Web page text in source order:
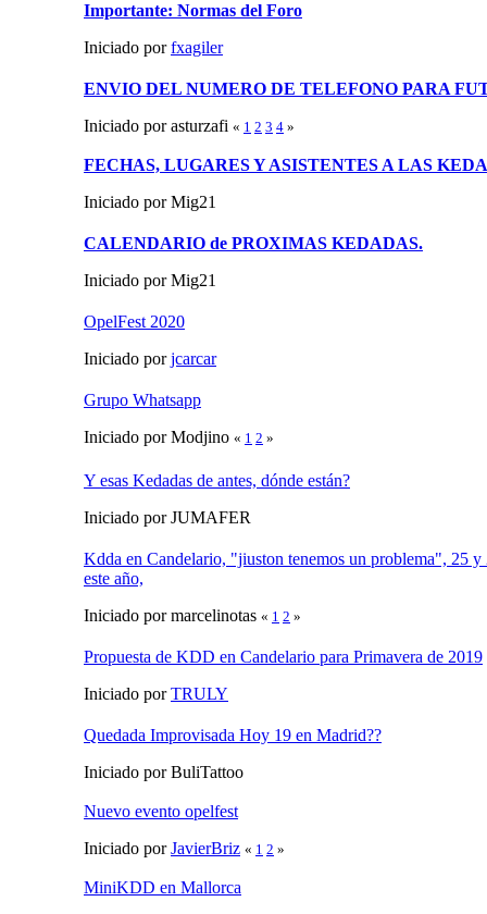
Importante: Normas del Foro
Iniciado porfxagiler
ENVIO DEL NUMERO DE TELEFONO PARA
Iniciado por asturzafi « 1 2 3 4 »
FECHAS, LUGARES Y ASISTENTES A LAS
Iniciado por Mig21
CALENDARIO de PROXIMAS KEDADAS.
Iniciado por Mig21
OpelFest 2020
Iniciado porjcarcar
Grupo Whatsapp
Iniciado por Modjino « 1 2 »
Y esas Kedadas de antes, dónde están?
Iniciado por JUMAFER
Kdda en Candelario, "jiuston tenemos un problema", 25 y
este año,
Iniciado por marcelinotas « 1 2 »
Propuesta de KDD en Candelario para Primavera de 2019
Iniciado porTRULY
Quedada Improvisada Hoy 19 en Madrid??
Iniciado por BuliTattoo
Nuevo evento opelfest
Iniciado porJavierBriz « 1 2 »
MiniKDD en Mallorca